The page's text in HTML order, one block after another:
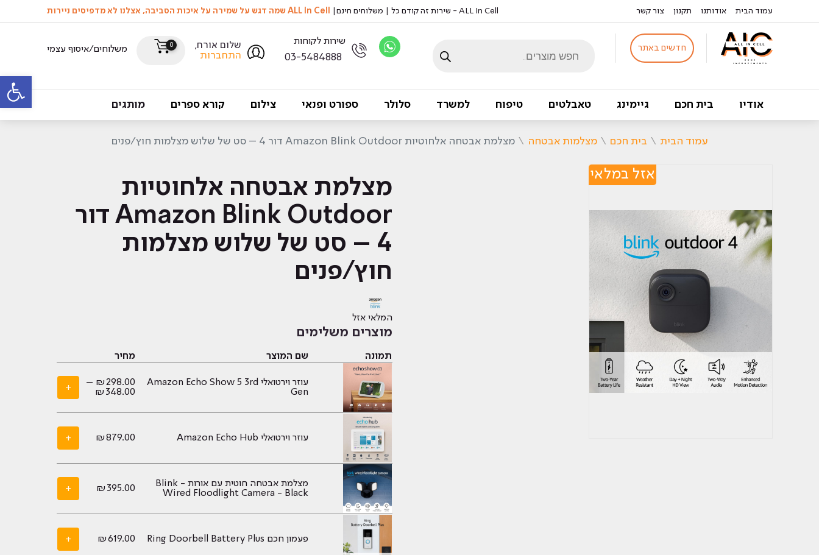
פתח
עמוד הבית אודותנו תקנון צור קשר ALL In Cell - שירות זה קודם כל | משלוחים חינם| ALL In Cell שמה דגש על שמירה על איכות הסביבה, אצלנו לא מדפיסים ניירות
חדשים באתר
search
שירות לקוחות
03-5484888
שלום אורח,
התחברות
0 משלוחים/איסוף עצמי
אודיו בית חכם גיימינג טאבלטים טיפוח למשרד סלולר ספורט ופנאי צילום קורא ספרים מותגים
עמוד הבית \ בית חכם \ מצלמות אבטחה \ מצלמת אבטחה אלחוטיות Amazon Blink Outdoor דור 4 – סט של שלוש מצלמות חוץ/פנים
מצלמת אבטחה אלחוטיות
Amazon Blink Outdoor דור
4 – סט של שלוש מצלמות
חוץ/פנים
המלאי אזל
מוצרים משלימים
תמונה שם המוצר מחיר
עוזר וירטואלי Amazon Echo Show 5 3rd
Gen
₪298.00
–
₪ 348.00
מחירים:
+
עוזר וירטואלי Amazon Echo Hub ₪879.00
+
מצלמת אבטחה חוטית עם אורות - Blink
Wired Floodlight Camera - Black
₪ 395.00
+
פעמון חכם Ring Doorbell Battery Plus ₪619.00
+
אזל במלאי